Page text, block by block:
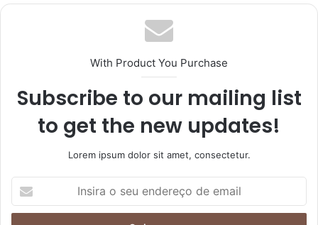
With Product You Purchase
Subscribe to our mailing list
to get the new updates!
Lorem ipsum dolor sit amet, consectetur.